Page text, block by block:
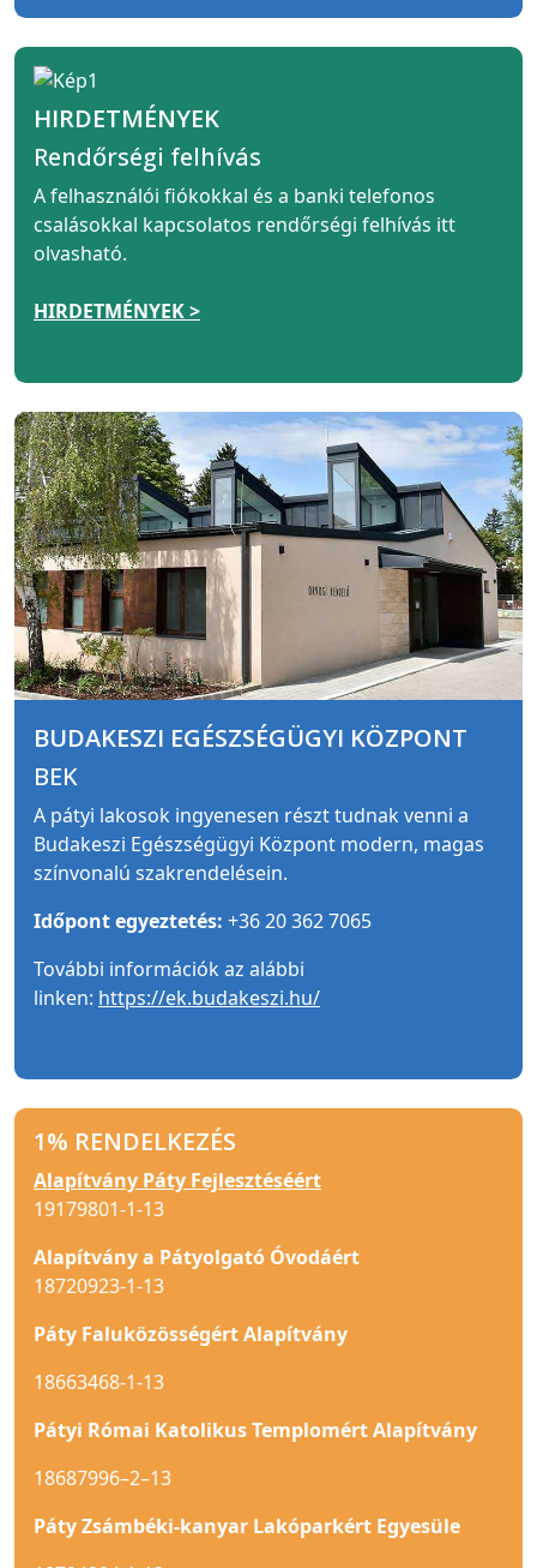
HIRDETMÉNYEK
Rendőrségi felhívás
A felhasználói fiókokkal és a banki telefonos
csalásokkal kapcsolatos rendőrségi felhívás itt
olvasható.
HIRDETMÉNYEK >
BUDAKESZI EGÉSZSÉGÜGYI KÖZPONT
BEK
A pátyi lakosok ingyenesen részt tudnak venni a
Budakeszi Egészségügyi Központ modern, magas
színvonalú szakrendelésein.
Időpont egyeztetés: +36 20 362 7065
További információk az alábbi
linken: https://ek.budakeszi.hu/
1% RENDELKEZÉS
Alapítvány Páty Fejlesztéséért
19179801-1-13
Alapítvány a Pátyolgató Óvodáért
18720923-1-13
Páty Faluközösségért Alapítvány
18663468-1-13
Pátyi Római Katolikus Templomért Alapítvány
18687996–2–13
Páty Zsámbéki-kanyar Lakóparkért Egyesüle